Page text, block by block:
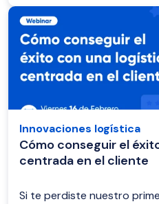
Innovaciones logística
Cómo conseguir el
centrada en el cliente
Si te perdiste nuestro